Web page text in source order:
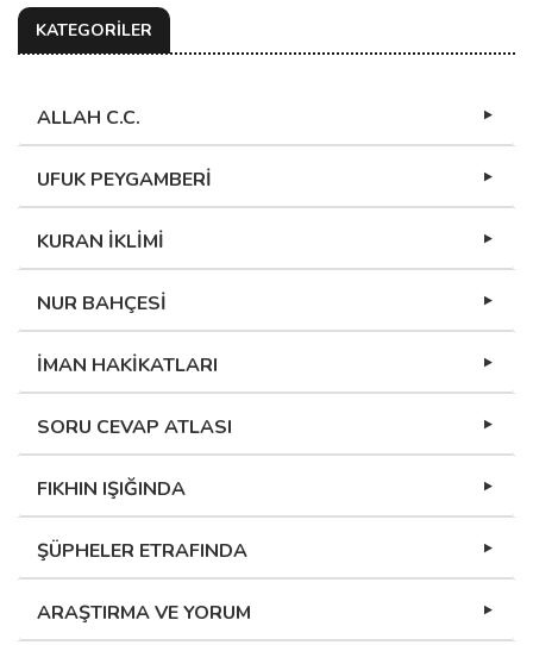
KATEGORİLER
ALLAH C.C.
UFUK PEYGAMBERİ
KURAN İKLİMİ
NUR BAHÇESİ
İMAN HAKİKATLARI
SORU CEVAP ATLASI
FIKHIN IŞIĞINDA
ŞÜPHELER ETRAFINDA
ARAŞTIRMA VE YORUM